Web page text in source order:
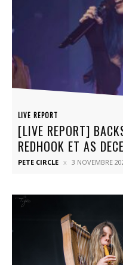
LIVE REPORT
[LIVE REPORT]
REDHOOK ET AS
PETE CIRCLE 3 NOVEMBRE